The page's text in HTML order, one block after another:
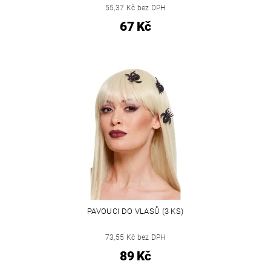
55,37 Kč bez DPH
67 Kč
PAVOUCI DO VLASŮ (3 KS)
73,55 Kč bez DPH
89 Kč